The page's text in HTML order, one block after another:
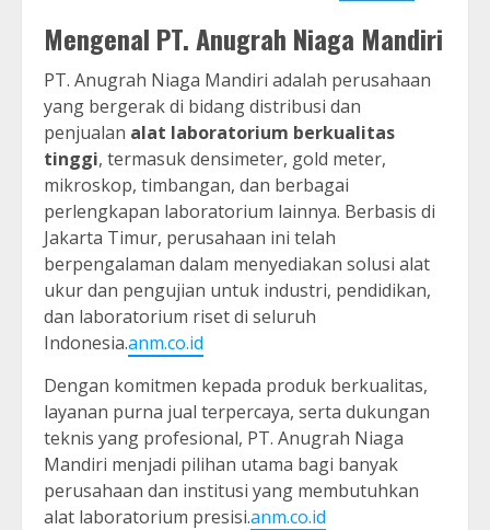
Mengenal PT. Anugrah Niaga Mandiri
PT. Anugrah Niaga Mandiri adalah perusahaan
yang bergerak di bidang distribusi dan
penjualan alat laboratorium berkualitas
tinggi, termasuk densimeter, gold meter,
mikroskop, timbangan, dan berbagai
perlengkapan laboratorium lainnya. Berbasis di
Jakarta Timur, perusahaan ini telah
berpengalaman dalam menyediakan solusi alat
ukur dan pengujian untuk industri, pendidikan,
dan laboratorium riset di seluruh
Indonesia.anm.co.id
Dengan komitmen kepada produk berkualitas,
layanan purna jual terpercaya, serta dukungan
teknis yang profesional, PT. Anugrah Niaga
Mandiri menjadi pilihan utama bagi banyak
perusahaan dan institusi yang membutuhkan
alat laboratorium presisi.anm.co.id